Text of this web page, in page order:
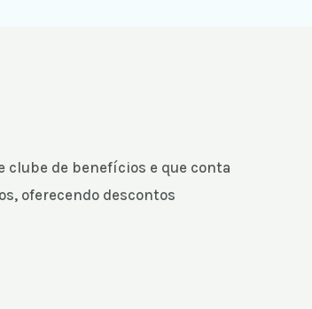
clube de benefícios e que conta
oferecendo descontos